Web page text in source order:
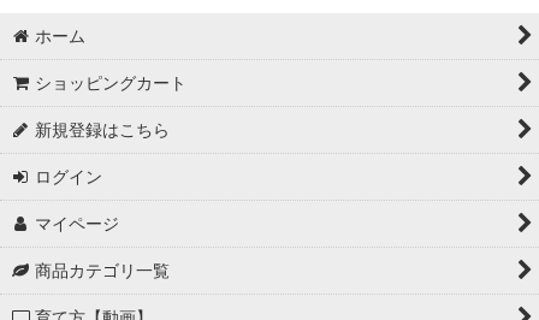
ホーム
ショッピングカート
新規登録はこちら
ログイン
マイページ
商品カテゴリ一覧